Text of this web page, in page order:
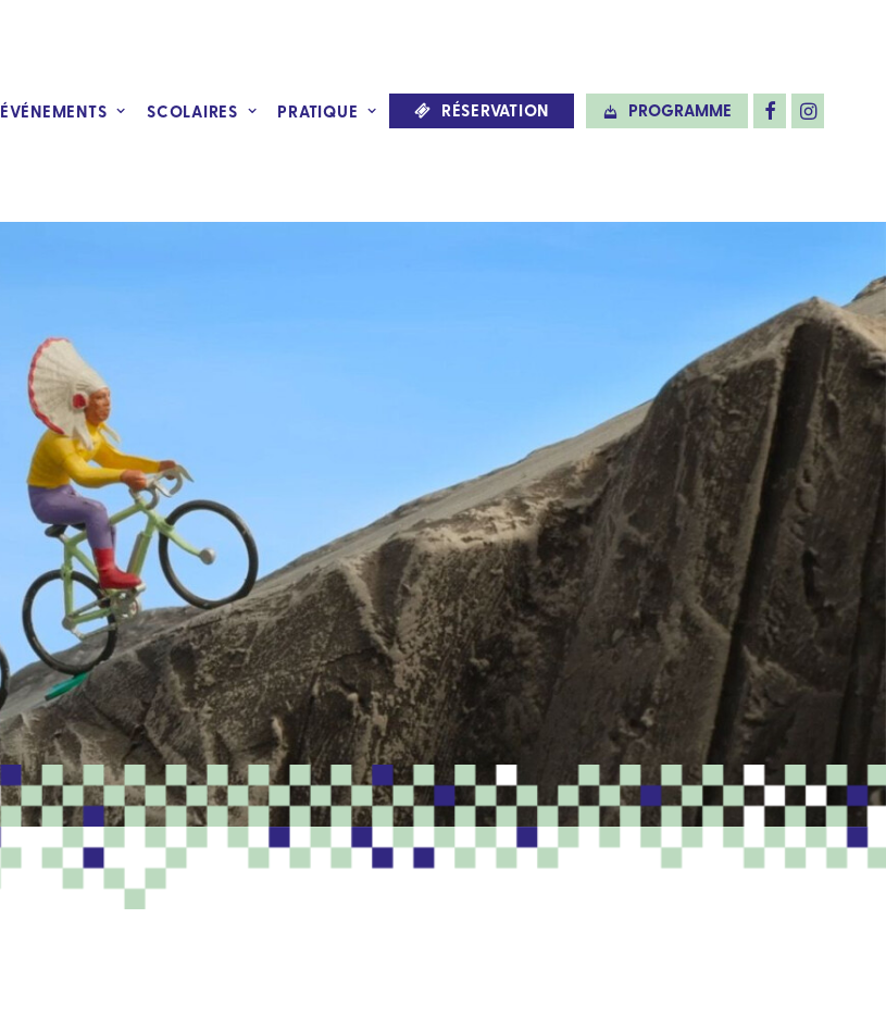
ÉVÉNEMENTS SCOLAIRES PRATIQUE RÉSERVATION PROGRAMME